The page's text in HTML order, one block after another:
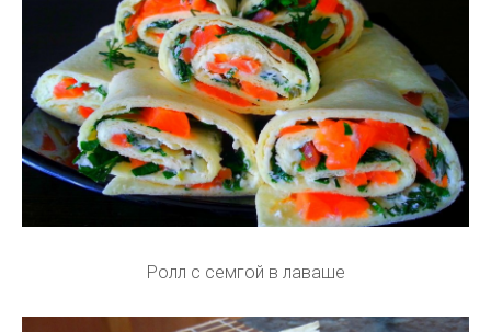
Ролл с семгой в лаваше